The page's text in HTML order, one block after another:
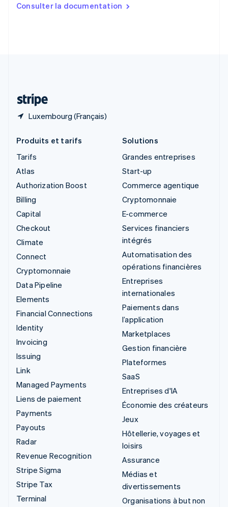
Consulter la documentation
Luxembourg (Français)
English
Produits et tarifs
Tarifs
Atlas
Authorization Boost
Billing
Capital
Checkout
Climate
Connect
Cryptomonnaie
Data Pipeline
Elements
Financial Connections
Identity
Invoicing
Issuing
Link
Managed Payments
Liens de paiement
Payments
Payouts
Radar
Revenue Recognition
Stripe Sigma
Stripe Tax
Terminal
Solutions
Grandes entreprises
Start-up
Commerce agentique
Cryptomonnaie
E-commerce
Services financiers
intégrés
Automatisation des
opérations financières
Entreprises
internationales
Paiements dans
l’application
Marketplaces
Gestion financière
Plateformes
SaaS
Entreprises d'IA
Économie des créateurs
Jeux
Hôtellerie, voyages et
loisirs
Assurance
Médias et
divertissements
Organisations à but non